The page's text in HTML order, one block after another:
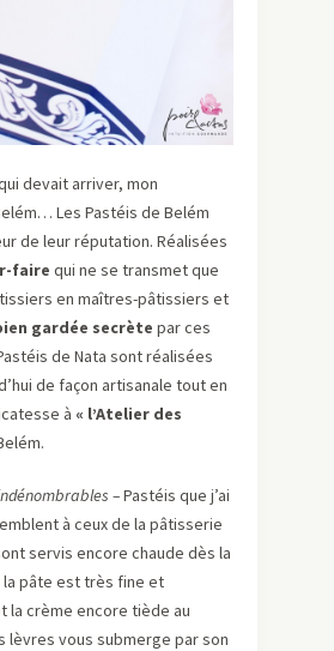
devait arriver, mon
Les Pastéis de Belém
de leur réputation. Réalisées
faire qui ne se transmet que
en maîtres-pâtissiers et
gardée secrète par ces
de Nata sont réalisées
de façon artisanale tout en
à « l’Atelier des
–Pastéis que j’ai
à ceux de la pâtisserie
servis encore chaude dès la
pâte est très fine et
la crème encore tiède au
lèvres vous submerge par son